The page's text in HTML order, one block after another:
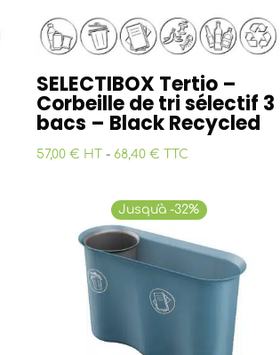
SELECTIBOX Tertio –
Corbeille de tri sélectif 3
bacs – Black Recycled
57,00 € HT - 68,40 € TTC
Jusqu'à -32%